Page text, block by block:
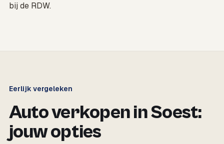
bij de RDW.
Eerlijk vergeleken
Auto verkopen in Soest:
jouw opties